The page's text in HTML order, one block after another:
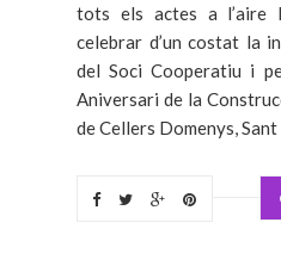
tots els actes a l’aire
celebrar d’un costat la
del Soci Cooperatiu i
Aniversari de la
de Cellers Domenys, Sant